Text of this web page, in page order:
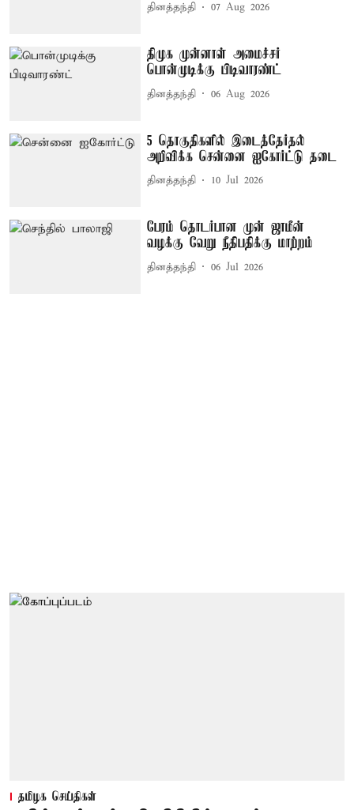
தினத்தந்தி 07 Aug 2026
திமுக முன்னாள் அமைச்சர்
பொன்முடிக்கு பிடிவாரண்ட்
தினத்தந்தி 06 Aug 2026
5 தொகுதிகளில் இடைத்தேர்தல்
அறிவிக்க சென்னை ஐகோர்ட்டு தடை
தினத்தந்தி 10 Jul 2026
பேரம் தொடர்பான முன் ஜாமீன்
வழக்கு வேறு நீதிபதிக்கு மாற்றம்
தினத்தந்தி 06 Jul 2026
தமிழக செய்திகள்